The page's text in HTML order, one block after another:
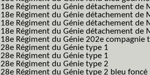
18e Régiment du Génie détachement de
18e Régiment du Génie détachement de
18e Régiment du Génie détachement de
18e Régiment du Génie détachement de
18e Régiment du Génie 202e compagnie
28e Régiment du Génie type 1
28e Régiment du Génie type 1
28e Régiment du Génie type 2
28e Régiment du Génie type 2 bleu foncé